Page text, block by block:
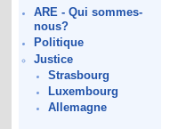
ARE - Qui sommes-
nous?
Politique
Justice
Strasbourg
Luxembourg
Allemagne